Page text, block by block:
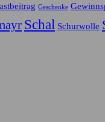
Geschenke
Schal Schurwolle